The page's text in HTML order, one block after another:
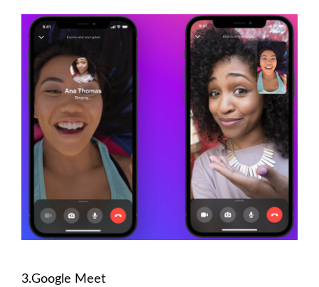
3.Google Meet